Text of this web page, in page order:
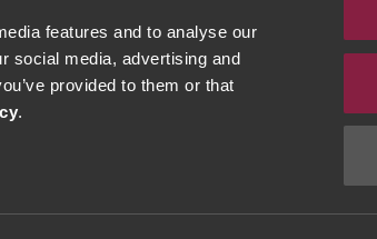
features and to analyse our
social media, advertising and
provided to them or that
.